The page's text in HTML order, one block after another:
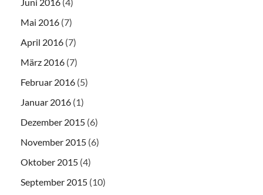
Mai 2016 (7)
April 2016 (7)
März 2016 (7)
Februar 2016 (5)
Januar 2016 (1)
Dezember 2015 (6)
November 2015 (6)
Oktober 2015 (4)
September 2015 (10)